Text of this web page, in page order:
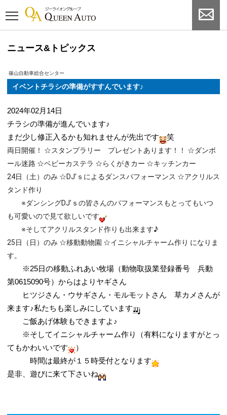
ニュース&トピックス
篠山自動車総合センター
イベントチラシの準備がすすんでいます♪
2024年02月14日
チラシの準備が進んでいます♪
まだ少し修正入るかも知れませんが先出です
笑
両日開催！ ☆スタンプラリー プレゼントあります！！ ☆ダンボ
ール迷路 ☆ベビーカステラ ☆らくがきカー ☆キッチンカー
24日（土）のみ ☆DJ’ｓによるダンスパフォーマンス ☆アクリルス
タンド作り
※ダンシングDJ’ｓの皆さんのパフォーマンスもとってもいつ
も可愛いので見て欲しいです
※そしてアクリルスタンド作りも出来ます♪
25日（日）のみ ☆移動動物園 ☆イニシャルチャーム作り になりま
す。
※25日の移動ふれあい牧場（動物取扱業登録番号 兵動
第0615090号）からはよりヤギさん
ヒツジさん・ウサギさん・モルモットさん 草カメさんが
来ます♪私たちも楽しみにしています
ご飯あげ体験もできますよ♪
※そしてイニシャルチャーム作り（有料になりますがとっ
てもかわいいです
）
時間は最終が１５時受付となります
是非、遊びに来て下さいね